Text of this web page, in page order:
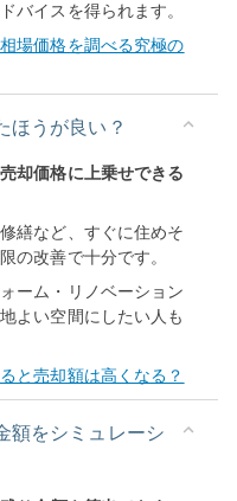
バイスを得られます。
場価格を調べる究極の
ほうが良い？
却価格に上乗せできる
繕など、すぐに住めそ
の改善で十分です。
ーム・リノベーション
よい空間にしたい人も
と売却額は高くなる？
額をシミュレーシ